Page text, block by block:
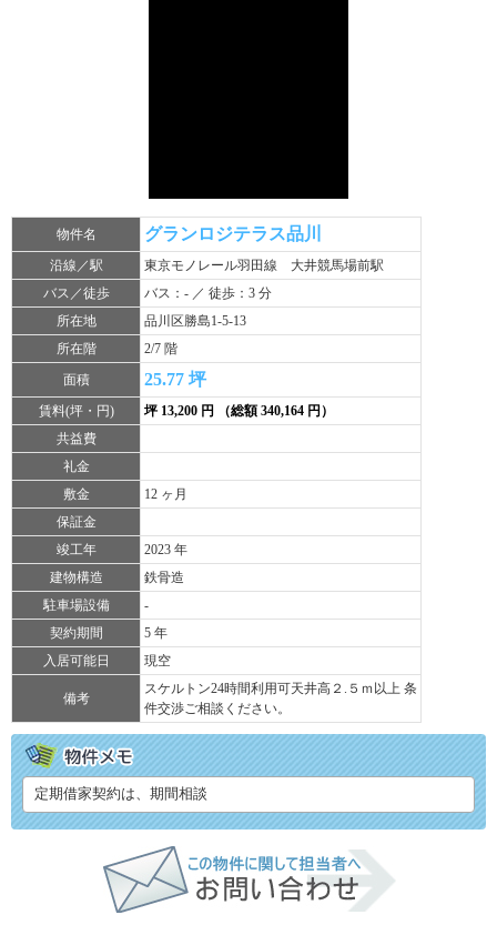
物件名 グランロジテラス品川
沿線／駅
東京モノレール羽田線 大井競馬場前駅
バス／徒歩
バス：- ／ 徒歩：3 分
所在地
品川区勝島1-5-13
所在階
2/7 階
面積
25.77 坪
賃料(坪・円)
坪 13,200 円 （総額 340,164 円）
共益費
礼金
敷金
12 ヶ月
保証金
竣工年
2023 年
建物構造
鉄骨造
駐車場設備
-
契約期間
5 年
入居可能日
現空
備考
スケルトン24時間利用可天井高２.５ｍ以上 条
件交渉ご相談ください。
定期借家契約は、期間相談